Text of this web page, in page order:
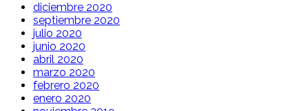
diciembre 2020
septiembre 2020
julio 2020
junio 2020
abril 2020
marzo 2020
febrero 2020
enero 2020